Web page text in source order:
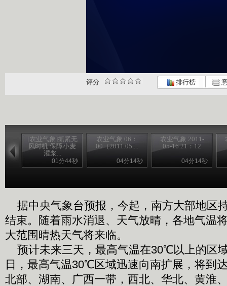
评分 排行榜
[农业气象]抓紧无
风时机 保障小麦
灌浆...
01分44秒
农业气象 06：
00（2011.05....
04分14秒
农业气象 2011-
05-16 21：12
04分14秒
据中央气象台预报，今起，南方大部地区
结束。随着雨水消退、天气放晴，各地气温
大范围晴热天气将来临。
预计未来三天，最高气温在30℃以上的区
日，最高气温30℃区域迅速向南扩展，将到
北部、湖南、广西一带，西北、华北、黄淮